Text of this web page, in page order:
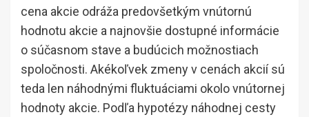
cena akcie odráža predovšetkým vnútornú
hodnotu akcie a najnovšie dostupné informácie
o súčasnom stave a budúcich možnostiach
spoločnosti. Akékoľvek zmeny v cenách akcií sú
teda len náhodnými fluktuáciami okolo vnútornej
hodnoty akcie. Podľa hypotézy náhodnej cesty